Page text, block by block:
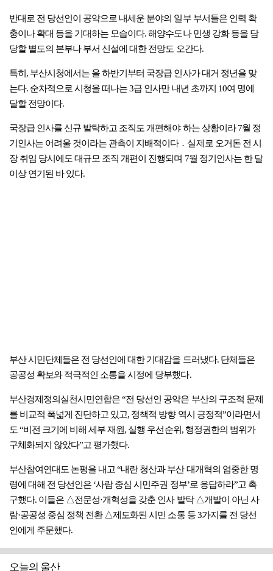
반대로 전 당선인이 공약으로 내세운 분야의 일부 부서들은 인력 확
충이나 확대 등을 기대하는 모습이다. 해양수도나 민생 강화 등을 담
당할 별도의 본부나 부서 신설에 대한 전망도 오간다.
특히, 부산시청에서는 올 하반기부터 국장급 인사가 대거 정년을 맞
는다. 순차적으로 시청을 떠나는 3급 인사만 내년 초까지 10여 명에
달할 전망이다.
국장급 인사를 신규 발탁하고 조직도 개편해야 하는 상황이라 7월 정
기인사는 어려울 것이라는 관측이 지배적이다．실제로 오거돈 전 시
장 취임 당시에도 대규모 조직 개편이 진행되며 7월 정기인사는 한 달
이상 연기된 바 있다.
부산 시민단체들은 전 당선인에 대한 기대감을 드러냈다. 단체들은
공공성 확보와 적극적인 소통을 시정에 당부했다.
부산경제정의실천시민연합은 “전 당선인 공약은 부산의 구조적 문제
를 비교적 폭넓게 진단하고 있고, 정책적 방향 역시 긍정적”이라면서
도 “비전 크기에 비해 세부 재원, 실행 우선순위, 행정권한의 범위가
구체화되지 않았다”고 평가했다.
부산참여연대도 논평을 내고 “내란 청산과 부산 대개혁의 엄중한 명
령에 대해 전 당선인은 ‘사람 중심 시민주권 정부’로 응답하라”고 촉
구했다. 이들은 △전문성·개혁성을 갖춘 인사 발탁 △개발이 아닌 사
람·공공성 중심 정책 전환 △제도화된 시민 소통 등 3가지를 전 당선
인에게 주문했다.
오늘의 울산